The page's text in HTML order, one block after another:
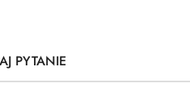
PYTANIE